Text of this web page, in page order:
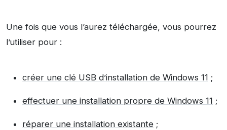
Une fois que vous l’aurez téléchargée, vous pourrez
l’utiliser pour :
créer une clé USB d’installation de Windows 11 ;
effectuer une installation propre de Windows 11 ;
réparer une installation existante ;